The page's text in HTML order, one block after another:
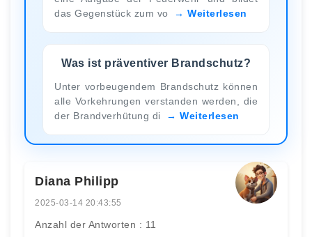
das Gegenstück zum vo
Weiterlesen
Was ist präventiver Brandschutz?
Unter vorbeugendem Brandschutz können
alle Vorkehrungen verstanden werden, die
der Brandverhütung di
Weiterlesen
Diana Philipp
2025-03-14 20:43:55
Anzahl der Antworten : 11